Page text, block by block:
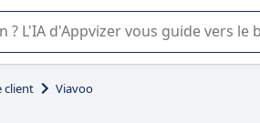
vous guide dans l'utilisation ou la
client Viavoo